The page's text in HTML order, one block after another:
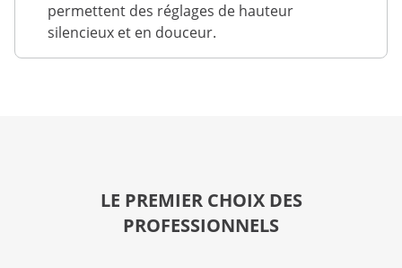
permettent des réglages de hauteur
silencieux et en douceur.
LE PREMIER CHOIX DES
PROFESSIONNELS